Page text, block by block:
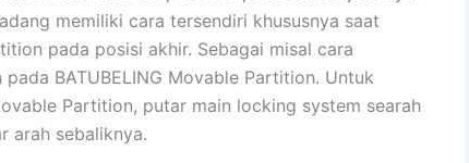
memiliki cara tersendiri khususnya saat
pada posisi akhir. Sebagai misal cara
BATUBELING Movable Partition. Untuk
Partition, putar main locking system searah
arah sebaliknya.